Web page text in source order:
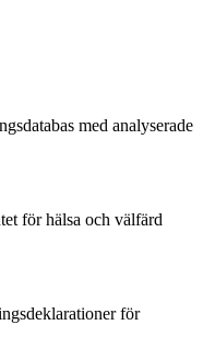
med analyserade
för hälsa och välfärd
för